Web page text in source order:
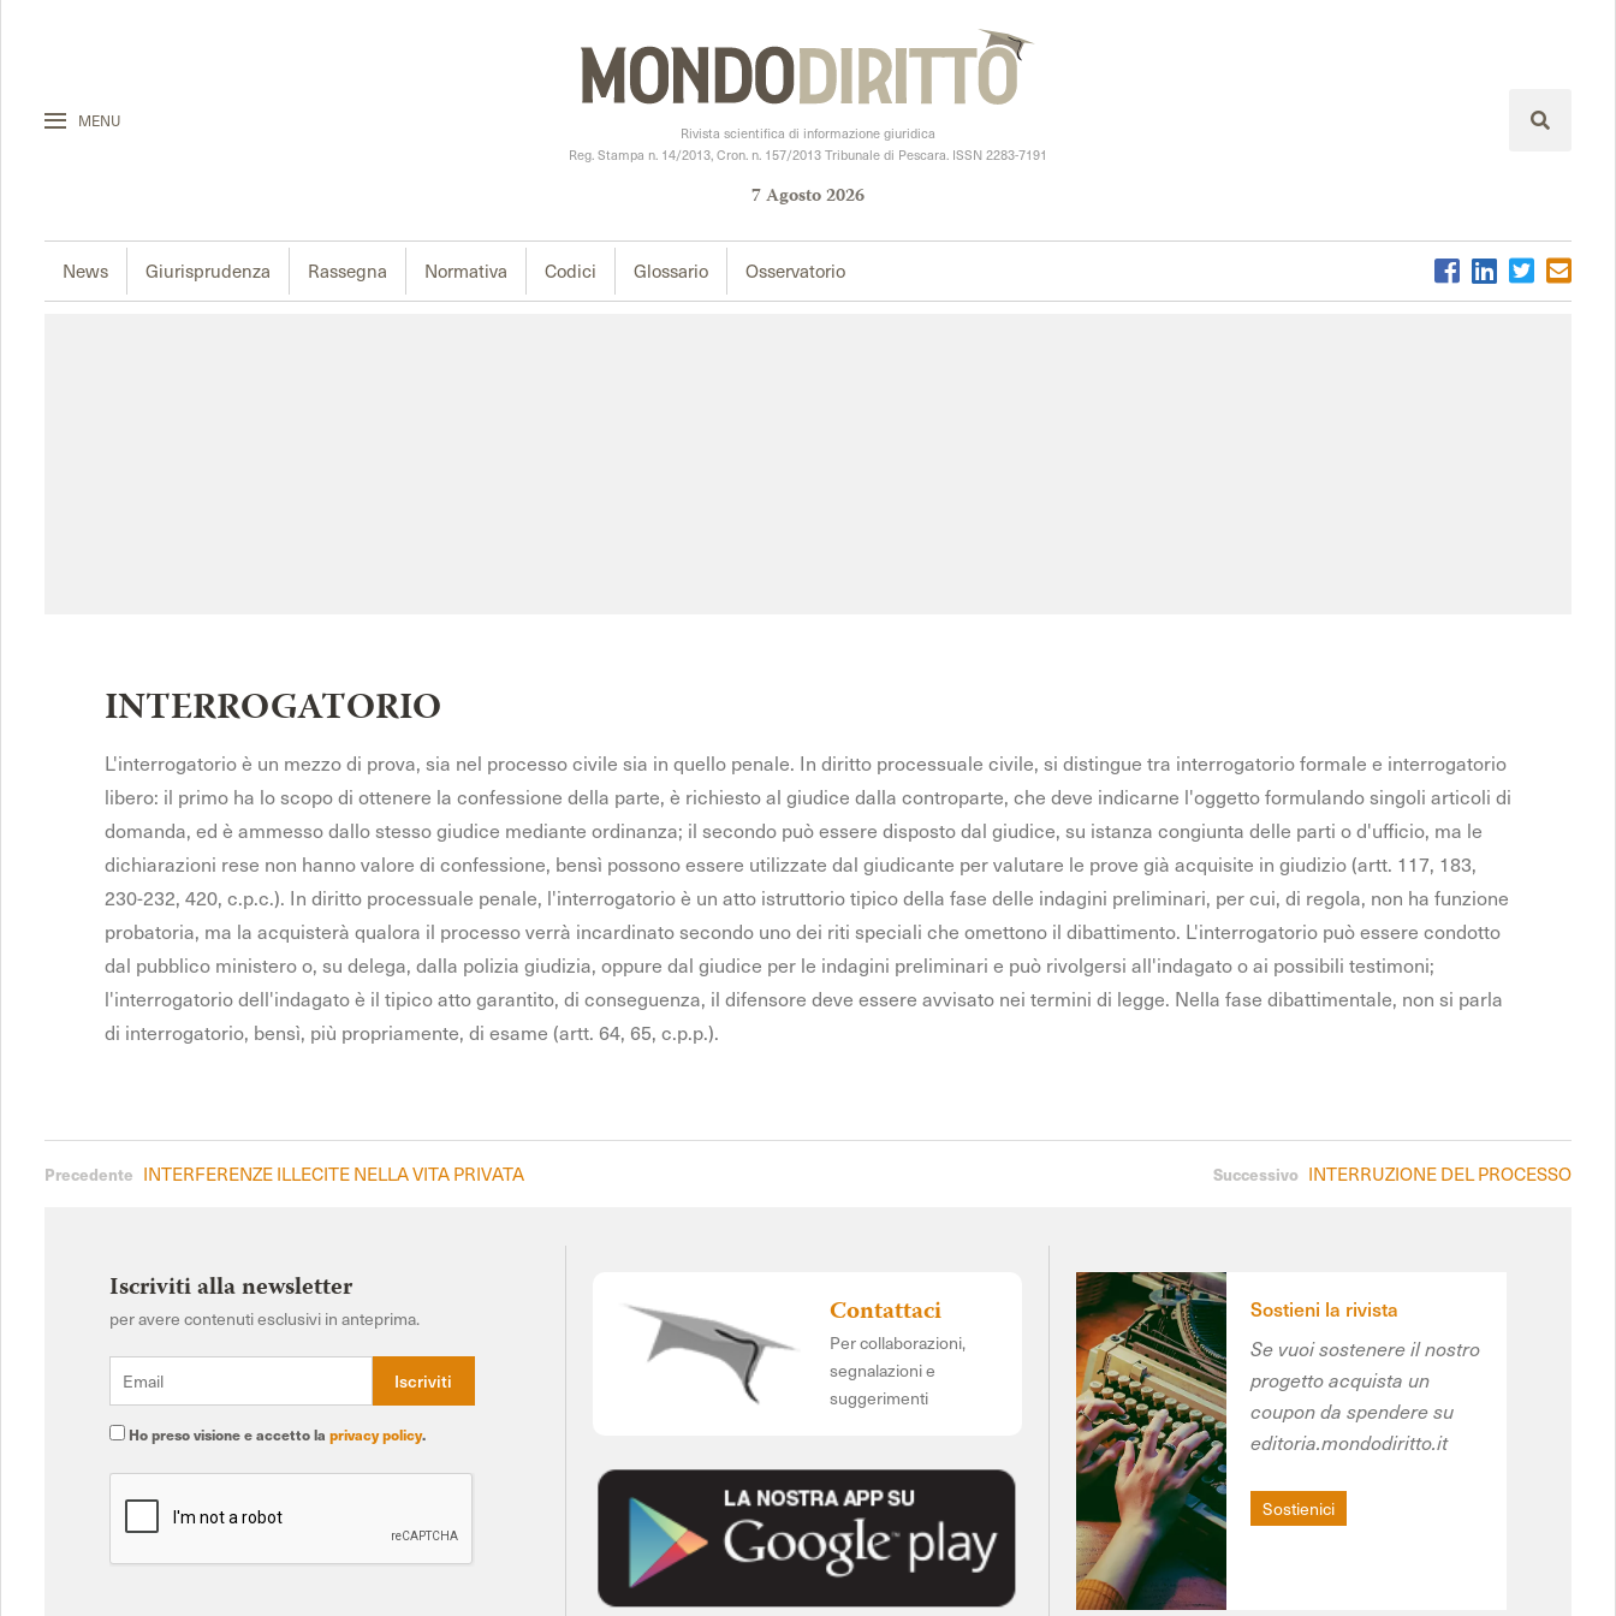
MENU
Rivista scientifica di informazione giuridica
Reg. Stampa n. 14/2013, Cron. n. 157/2013 Tribunale di Pescara. ISSN 2283-7191
7Agosto2026
News Giurisprudenza Rassegna Normativa Codici Glossario Osservatorio
INTERROGATORIO
L'interrogatorio è un mezzo di prova, sia nel processo civile sia in quello penale. In diritto processuale civile, si distingue tra interrogatorio formale e interrogatorio
libero: il primo ha lo scopo di ottenere la confessione della parte, è richiesto al giudice dalla controparte, che deve indicarne l'oggetto formulando singoli articoli di
domanda, ed è ammesso dallo stesso giudice mediante ordinanza; il secondo può essere disposto dal giudice, su istanza congiunta delle parti o d'ufficio, ma le
dichiarazioni rese non hanno valore di confessione, bensì possono essere utilizzate dal giudicante per valutare le prove già acquisite in giudizio (artt. 117, 183,
230-232, 420, c.p.c.). In diritto processuale penale, l'interrogatorio è un atto istruttorio tipico della fase delle indagini preliminari, per cui, di regola, non ha funzione
probatoria, ma la acquisterà qualora il processo verrà incardinato secondo uno dei riti speciali che omettono il dibattimento. L'interrogatorio può essere condotto
dal pubblico ministero o, su delega, dalla polizia giudizia, oppure dal giudice per le indagini preliminari e può rivolgersi all'indagato o ai possibili testimoni;
l'interrogatorio dell'indagato è il tipico atto garantito, di conseguenza, il difensore deve essere avvisato nei termini di legge. Nella fase dibattimentale, non si parla
di interrogatorio, bensì, più propriamente, di esame (artt. 64, 65, c.p.p.).
Precedente INTERFERENZE ILLECITE NELLA VITA PRIVATA Successivo INTERRUZIONE DEL PROCESSO
Iscriviti alla newsletter
per avere contenuti esclusivi in anteprima.
Ho preso visione e accetto la privacy policy.
Contattaci
Per collaborazioni,
segnalazioni e
suggerimenti
Sostieni la rivista
Se vuoi sostenere il nostro
progetto acquista un
coupon da spendere su
editoria.mondodiritto.it
Sostienici